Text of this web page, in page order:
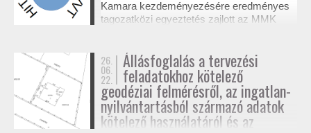
HATÁROZATOK
JOGSZABÁLYOK, SZABÁLYZATOK, SZABVÁNYOK
NÉVJEGYZÉK
SEGÉDLETEK / FAP
Kamara kezdeményezésére eredményes
tagozatközi egyeztetés zajlott az MMK
dokumentációk jogosultsági kérdéseiről. A
résztvevő tagozatok a 327/2015. (XI. 10.)
Korm. rendelet alapján tisztázták a
kompetenciahatárokat, és a jövőben közös
workshopok formájában folytatják a
szakmai együttműködést.
26.
06.
22.
Állásfoglalás a tervezési
feladatokhoz kötelező
geodéziai felmérésről, az ingatlan-
nyilvántartásból származó adatok
kötelező használatáról és az